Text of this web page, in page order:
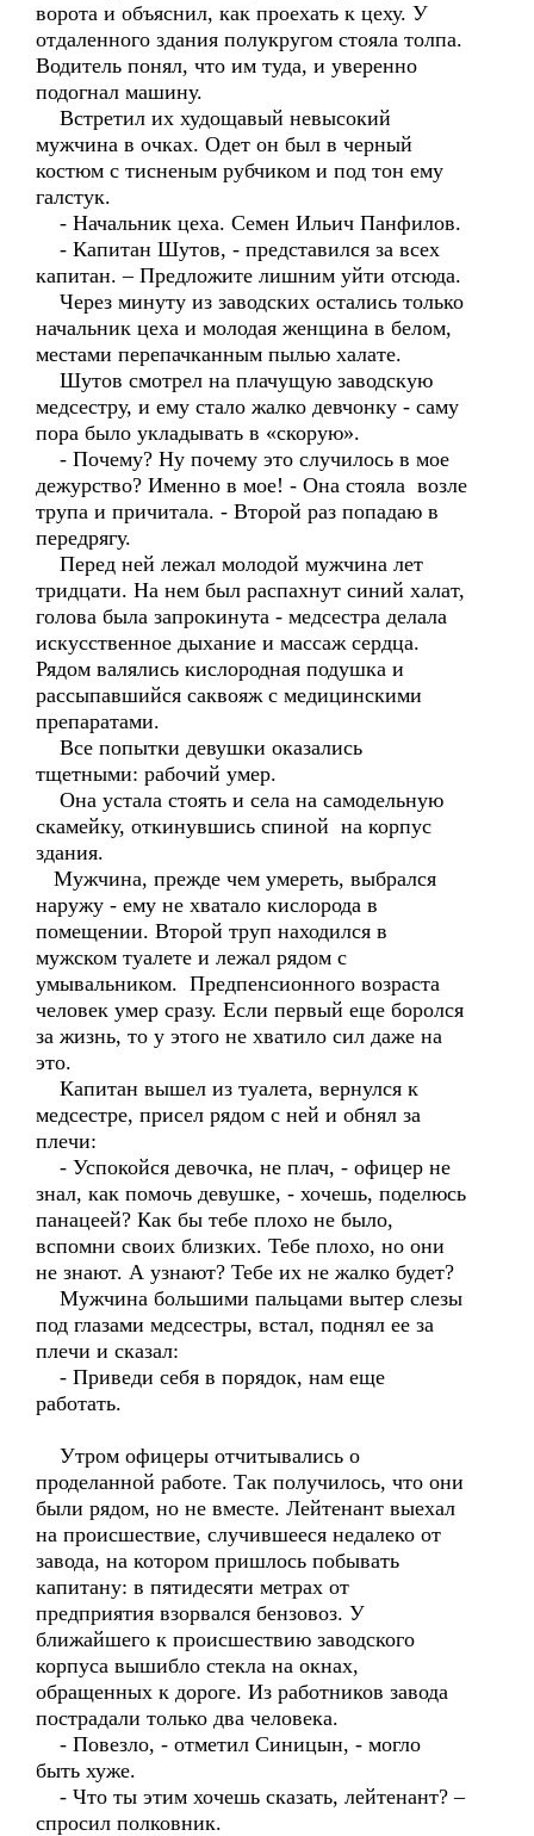
ворота и объяснил, как проехать к цеху. У
отдаленного здания полукругом стояла толпа.
Водитель понял, что им туда, и уверенно
подогнал машину.
Встретил их худощавый невысокий
мужчина в очках. Одет он был в черный
костюм с тисненым рубчиком и под тон ему
галстук.
- Начальник цеха. Семен Ильич Панфилов.
- Капитан Шутов, - представился за всех
капитан. – Предложите лишним уйти отсюда.
Через минуту из заводских остались только
начальник цеха и молодая женщина в белом,
местами перепачканным пылью халате.
Шутов смотрел на плачущую заводскую
медсестру, и ему стало жалко девчонку - саму
пора было укладывать в «скорую».
- Почему? Ну почему это случилось в мое
дежурство? Именно в мое! - Она стояла возле
трупа и причитала. - Второй раз попадаю в
передрягу.
Перед ней лежал молодой мужчина лет
тридцати. На нем был распахнут синий халат,
голова была запрокинута - медсестра делала
искусственное дыхание и массаж сердца.
Рядом валялись кислородная подушка и
рассыпавшийся саквояж с медицинскими
препаратами.
Все попытки девушки оказались
тщетными: рабочий умер.
Она устала стоять и села на самодельную
скамейку, откинувшись спиной на корпус
здания.
Мужчина, прежде чем умереть, выбрался
наружу - ему не хватало кислорода в
помещении. Второй труп находился в
мужском туалете и лежал рядом с
умывальником. Предпенсионного возраста
человек умер сразу. Если первый еще боролся
за жизнь, то у этого не хватило сил даже на
это.
Капитан вышел из туалета, вернулся к
медсестре, присел рядом с ней и обнял за
плечи:
- Успокойся девочка, не плач, - офицер не
знал, как помочь девушке, - хочешь, поделюсь
панацеей? Как бы тебе плохо не было,
вспомни своих близких. Тебе плохо, но они
не знают. А узнают? Тебе их не жалко будет?
Мужчина большими пальцами вытер слезы
под глазами медсестры, встал, поднял ее за
плечи и сказал:
- Приведи себя в порядок, нам еще
работать.
Утром офицеры отчитывались о
проделанной работе. Так получилось, что они
были рядом, но не вместе. Лейтенант выехал
на происшествие, случившееся недалеко от
завода, на котором пришлось побывать
капитану: в пятидесяти метрах от
предприятия взорвался бензовоз. У
ближайшего к происшествию заводского
корпуса вышибло стекла на окнах,
обращенных к дороге. Из работников завода
пострадали только два человека.
- Повезло, - отметил Синицын, - могло
быть хуже.
- Что ты этим хочешь сказать, лейтенант? –
спросил полковник.